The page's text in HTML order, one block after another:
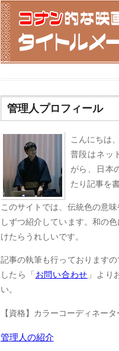
管理人プロフィール
こんにちは
普段はネッ
がら、日本
たり記事を
このサイトでは、伝統色の意
しずつ紹介しています。和の
けたらうれしいです。
記事の執筆も行っております
したら「お問い合わせ 」より
い。
【資格】カラーコーディネータ
管理人の紹介